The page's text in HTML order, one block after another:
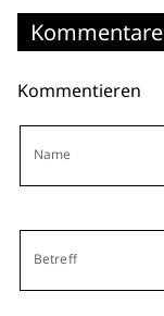
Kommentare
Kommentieren
Name
Betreff